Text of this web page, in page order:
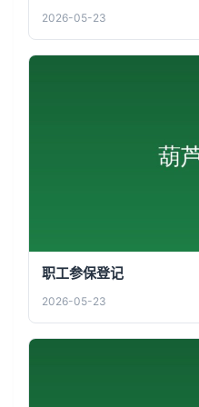
2026-05-23
职工参保登记
2026-05-23